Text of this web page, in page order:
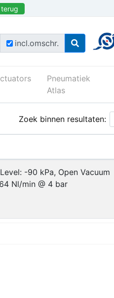
terug
incl.omschr.
Pneumatiek
Atlas
Zoek binnen resultaten:
-90 kPa, Open Vacuum
Nl/min @ 4 bar